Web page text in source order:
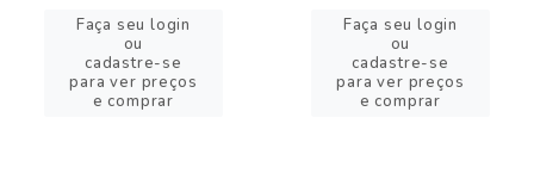
Faça seu login
ou
cadastre-se
para ver preços
e comprar
Faça seu login
ou
cadastre-se
para ver preços
e comprar